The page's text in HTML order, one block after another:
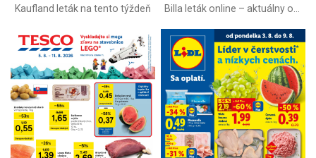
Kaufland leták na tento týždeň